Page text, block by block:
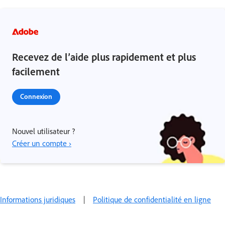
Recevez de l’aide plus rapidement et plus
facilement
Connexion
Nouvel utilisateur ?
Créer un compte ›
Informations juridiques | Politique de confidentialité en ligne